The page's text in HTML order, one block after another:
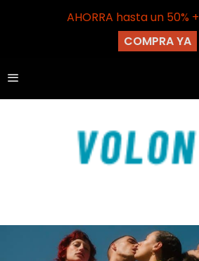
AHORRA hasta un 50% +
COMPRA YA